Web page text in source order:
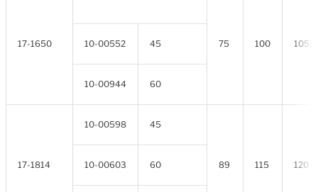
17-1650 75 100 105
10-00552 45
10-00944 60
17-1814
10-00598 45
89 115 120
10-00603 60